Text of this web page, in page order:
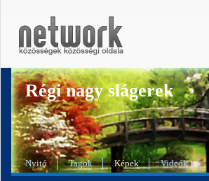
Régi nagy slágerek
Nyitó Tagok Képek Videók